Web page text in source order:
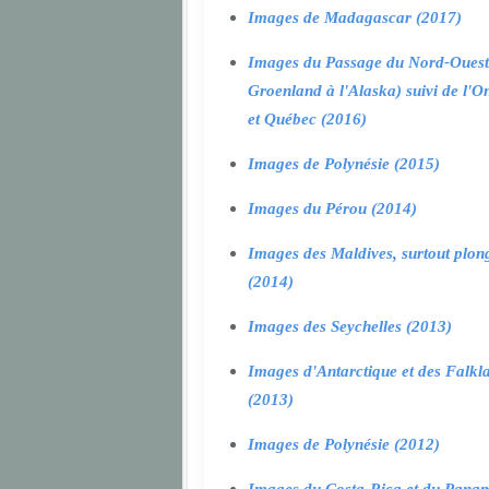
Images de Madagascar (2017)
Images du Passage du Nord-
Groenland à l'Alaska) suivi de
et Québec (2016)
Images de Polynésie (2015)
Images du Pérou (2014)
Images des Maldives, surtout
(2014)
Images des Seychelles (2013)
Images d'Antarctique et des
(2013)
Images de Polynésie (2012)